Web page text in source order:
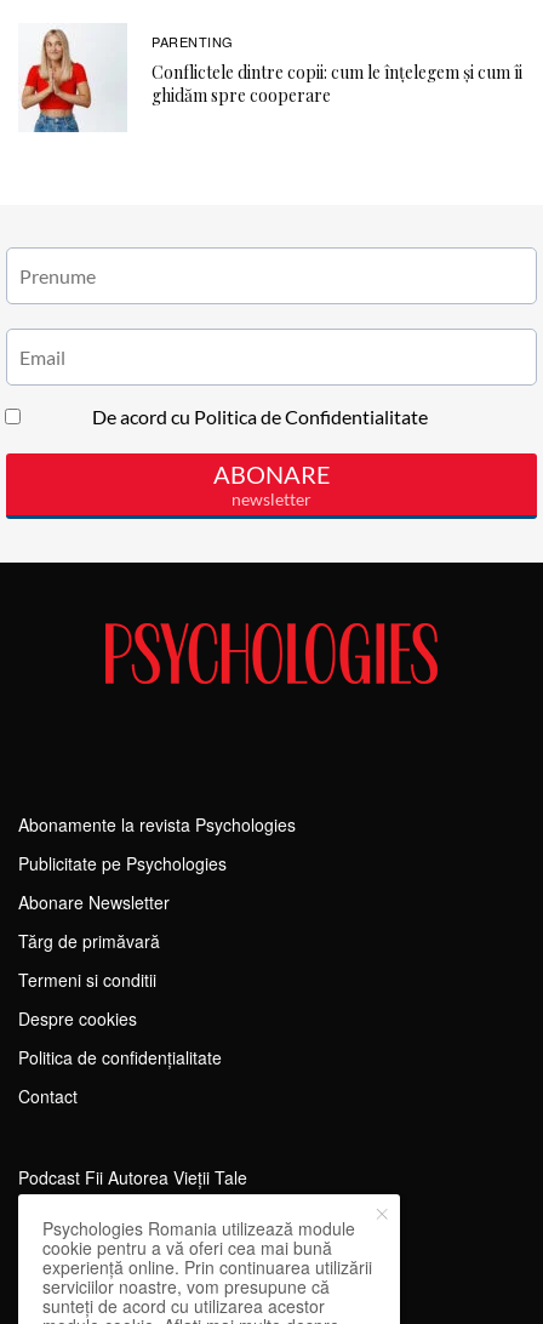
PARENTING
Conflictele dintre copii: cum le înțelegem și cum îi
ghidăm spre cooperare
Abonamente la revista Psychologies
Publicitate pe Psychologies
Abonare Newsletter
Tărg de primăvară
Termeni si conditii
Despre cookies
Politica de confidențialitate
Contact
Podcast Fii Autorea Vieții Tale
Evenimente Fii Autoarea Vieții Tale!
SportEdu
Antrenament Mental pentru Sportivi
Psychologies Romania utilizează module
cookie pentru a vă oferi cea mai bună
experiență online. Prin continuarea utilizării
serviciilor noastre, vom presupune că
sunteți de acord cu utilizarea acestor